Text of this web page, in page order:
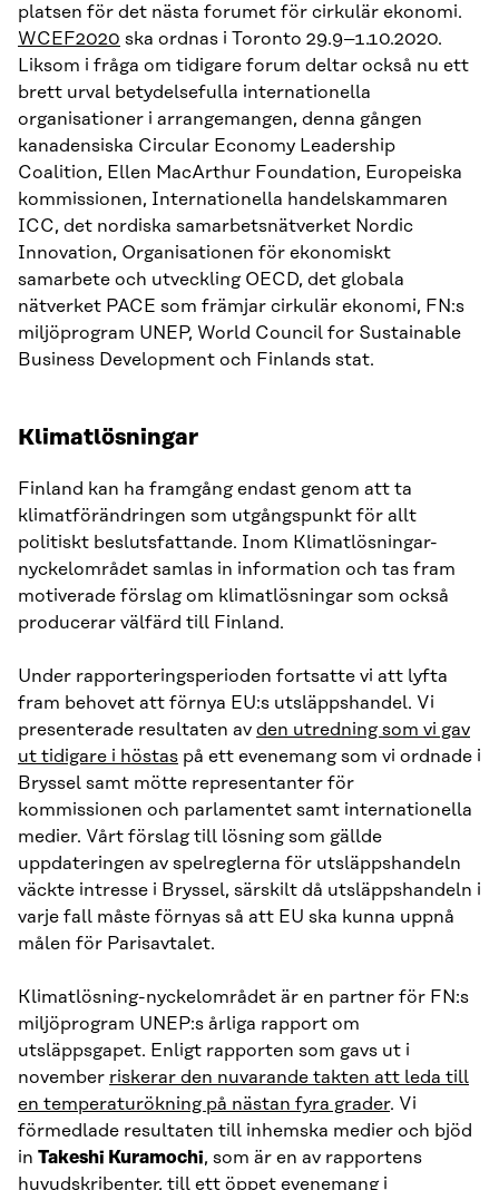
platsen för det nästa forumet för cirkulär ekonomi.
WCEF2020 ska ordnas i Toronto 29.9–1.10.2020.
Liksom i fråga om tidigare forum deltar också nu ett
brett urval betydelsefulla internationella
organisationer i arrangemangen, denna gången
kanadensiska Circular Economy Leadership
Coalition, Ellen MacArthur Foundation, Europeiska
kommissionen, Internationella handelskammaren
ICC, det nordiska samarbetsnätverket Nordic
Innovation, Organisationen för ekonomiskt
samarbete och utveckling OECD, det globala
nätverket PACE som främjar cirkulär ekonomi, FN:s
miljöprogram UNEP, World Council for Sustainable
Business Development och Finlands stat.
Klimatlösningar
Finland kan ha framgång endast genom att ta
klimatförändringen som utgångspunkt för allt
politiskt beslutsfattande. Inom Klimatlösningar-
nyckelområdet samlas in information och tas fram
motiverade förslag om klimatlösningar som också
producerar välfärd till Finland.
Under rapporteringsperioden fortsatte vi att lyfta
fram behovet att förnya EU:s utsläppshandel. Vi
presenterade resultaten av den utredning som vi gav
ut tidigare i höstas på ett evenemang som vi ordnade i
Bryssel samt mötte representanter för
kommissionen och parlamentet samt internationella
medier. Vårt förslag till lösning som gällde
uppdateringen av spelreglerna för utsläppshandeln
väckte intresse i Bryssel, särskilt då utsläppshandeln i
varje fall måste förnyas så att EU ska kunna uppnå
målen för Parisavtalet.
Klimatlösning-nyckelområdet är en partner för FN:s
miljöprogram UNEP:s årliga rapport om
utsläppsgapet. Enligt rapporten som gavs ut i
november riskerar den nuvarande takten att leda till
en temperaturökning på nästan fyra grader. Vi
förmedlade resultaten till inhemska medier och bjöd
in Takeshi Kuramochi, som är en av rapportens
huvudskribenter, till ett öppet evenemang i